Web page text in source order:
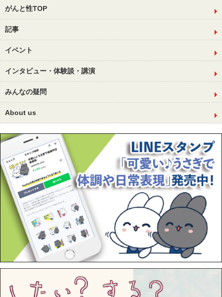
がんと性TOP
記事
イベント
インタビュー・体験談・講演
みんなの疑問
About us